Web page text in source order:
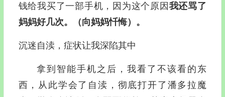
钱给我买了一部手机，因为这个原因我还骂了
妈妈好几次。（向妈妈忏悔）。
沉迷自渎，症状让我深陷其中
拿到智能手机之后，我看了不该看的东
西，从此学会了自渎，彻底打开了潘多拉魔